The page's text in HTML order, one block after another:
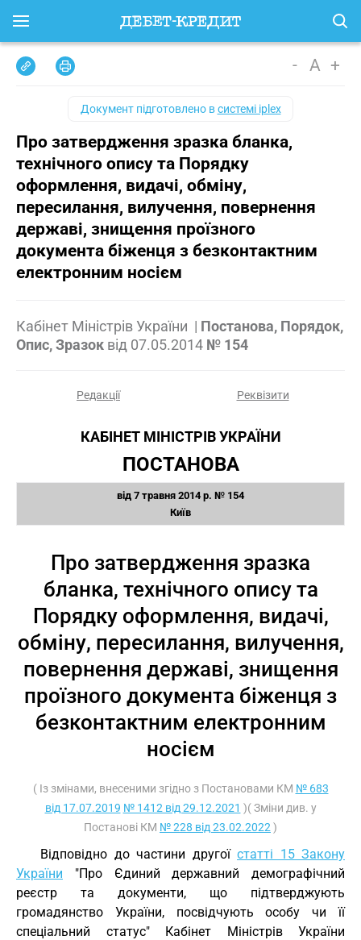
- A +
Документ підготовлено всистемі iplex
Про затвердження зразка бланка,
технічного опису та Порядку
оформлення, видачі, обміну,
пересилання, вилучення, повернення
державі, знищення проїзного
документа біженця з безконтактним
електронним носієм
Кабінет Міністрів України | Постанова, Порядок,
Опис, Зразок від 07.05.2014 № 154
Редакції Реквізити
КАБІНЕТ МІНІСТРІВ УКРАЇНИ
ПОСТАНОВА
від 7 травня 2014 р. № 154
Київ
Про затвердження зразка
бланка, технічного опису та
Порядку оформлення, видачі,
обміну, пересилання, вилучення,
повернення державі, знищення
проїзного документа біженця з
безконтактним електронним
носієм
( Із змінами, внесеними згідно з Постановами КМ № 683
від 17.07.2019 № 1412 від 29.12.2021 )( Зміни див. у
Постанові КМ № 228 від 23.02.2022 )
Відповідно до частини другої статті 15 Закону
України "Про Єдиний державний демографічний
реєстр та документи, що підтверджують
громадянство України, посвідчують особу чи її
спеціальний статус" Кабінет Міністрів України